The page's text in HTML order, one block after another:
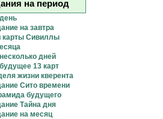
на период
на завтра
карты Сивиллы
дней
13 карт
жизни кверента
Сито времени
будущего
Тайна дня
на месяц